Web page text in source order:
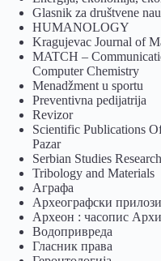
Glasnik za društvene
HUMANOLOGY
Kragujevac Journal of
MATCH –
Computer Chemistry
Menadžment u sportu
Preventivna pedijatrija
Revizor
Scientific Publications
Pazar
Serbian Studies Research
Tribology and Materials
Аграфа
Археографски прилози
Археон : часопис
Водопривреда
Гласник права